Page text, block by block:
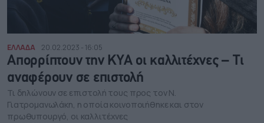
ΕΛΛΑΔΑ 20.02.2023 - 16:05
Απορρίπτουν την ΚΥΑ οι καλλιτέχνες – Τι
αναφέρουν σε επιστολή
Τι δηλώνουν σε επιστολή τους προς τον Ν.
Γιατρομανωλάκη, η οποία κοινοποιήθηκε και στον
πρωθυπουργό, οι καλλιτέχνες